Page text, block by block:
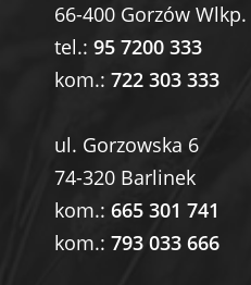
66-400 Gorzów Wlkp.
tel.: 95 7200 333
kom.: 722 303 333
ul. Gorzowska 6
74-320 Barlinek
kom.: 665 301 741
kom.: 793 033 666